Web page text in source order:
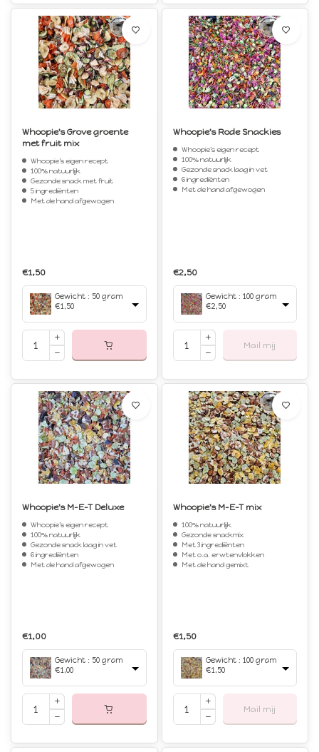
Whoopie's Grove groente
met fruit mix
Whoopie's eigen recept
100% natuurlijk
Gezonde snack met fruit
5 ingrediënten
Met de hand afgewogen
€1,50
Gewicht : 50 gram
€1,50
Whoopie's Rode Snackies
Whoopie's eigen recept
100% natuurlijk
Gezonde snack laag in vet
6 ingrediënten
Met de hand afgewogen
€2,50
Gewicht : 100 gram
€2,50
Mail mij
Whoopie's M-E-T Deluxe
Whoopie's eigen recept
100% natuurlijk
Gezonde snack laag in vet
6 ingrediënten
Met de hand afgewogen
€1,00
Gewicht : 50 gram
€1,00
Whoopie's M-E-T mix
100% natuurlijk
Gezonde snackmix
Met 3 ingrediënten
Met o.a. erwtenvlokken
Met de hand gemixt
€1,50
Gewicht : 100 gram
€1,50
Mail mij